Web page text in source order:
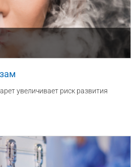
увеличивает риск развития